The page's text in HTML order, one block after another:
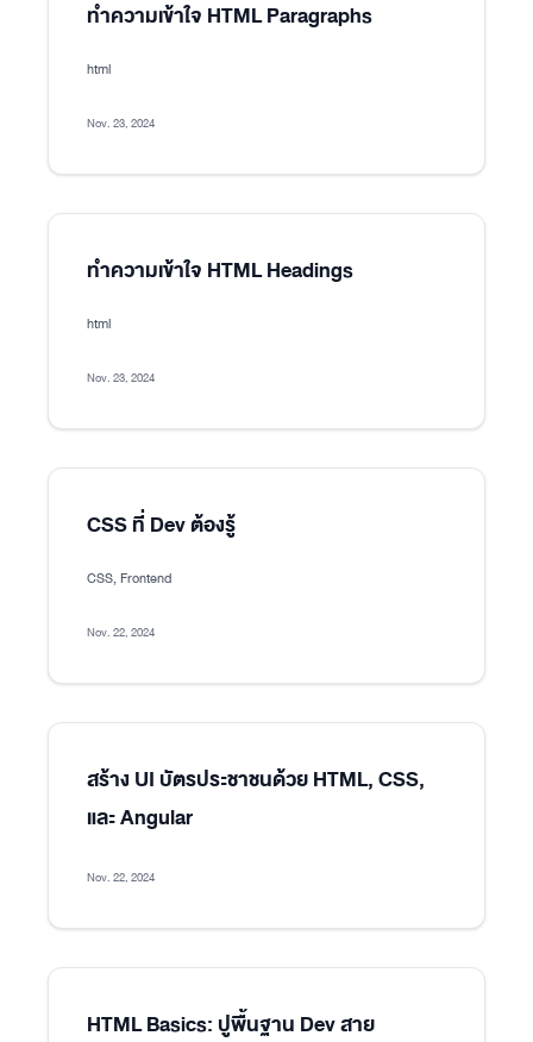
ทำความเข้าใจ HTML Paragraphs
html
Nov. 23, 2024
ทำความเข้าใจ HTML Headings
html
Nov. 23, 2024
CSS ที่ Dev ต้องรู้
CSS, Frontend
Nov. 22, 2024
สร้าง UI บัตรประชาชนด้วย HTML, CSS,
และ Angular
Nov. 22, 2024
HTML Basics: ปูพื้นฐาน Dev สาย